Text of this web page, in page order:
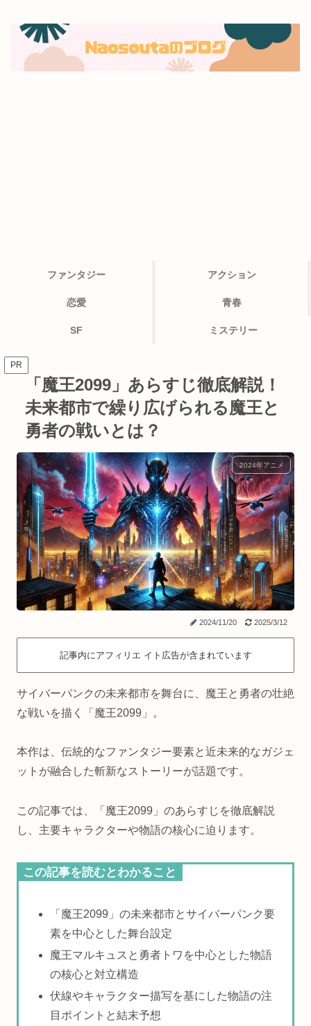
ファンタジー アクション
恋愛 青春
SF ミステリー
PR
「魔王2099」あらすじ徹底解説！
未来都市で繰り広げられる魔王と
勇者の戦いとは？
2024年アニメ
2024/11/20 2025/3/12
記事内にアフィリエ イト広告が含まれています
サイバーパンクの未来都市を舞台に、魔王と勇者の壮絶
な戦いを描く「魔王2099」。
本作は、伝統的なファンタジー要素と近未来的なガジェ
ットが融合した斬新なストーリーが話題です。
この記事では、「魔王2099」のあらすじを徹底解説
し、主要キャラクターや物語の核心に迫ります。
この記事を読むとわかること
「魔王2099」の未来都市とサイバーパンク要
素を中心とした舞台設定
魔王マルキュスと勇者トワを中心とした物語
の核心と対立構造
伏線やキャラクター描写を基にした物語の注
目ポイントと結末予想